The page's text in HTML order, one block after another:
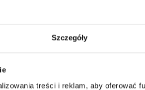
Szczegóły
treści i reklam, aby oferować
Damian Kordas